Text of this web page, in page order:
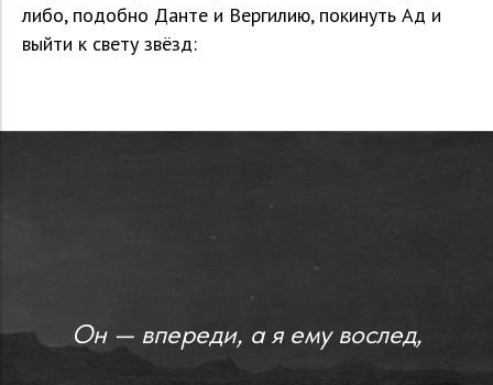
либо, подобно Данте и Вергилию, покинуть Ад и
выйти к свету звёзд:
Он — впереди, а я ему вослед,